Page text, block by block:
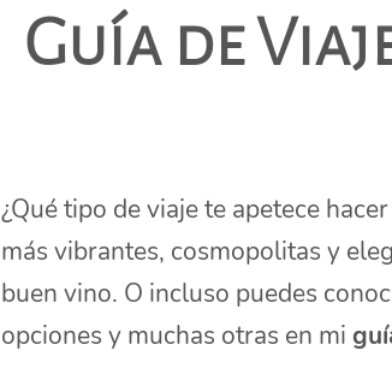
Guía de
¿Qué tipo de viaje te apetece
más vibrantes, cosmopolitas y
buen vino. O incluso puedes
opciones y muchas otras en mi